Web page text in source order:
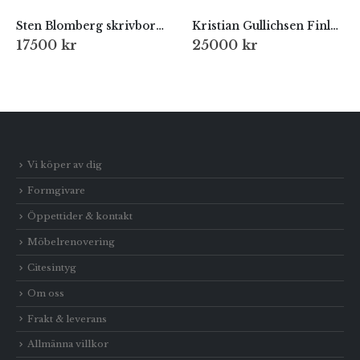
Sten Blomberg skrivbord 1950-tal
17500 kr
Kristian Gullichsen Finland 1970-tal
25000 kr
Vi köper av dig
Formgivare
Öppettider & kontakt
Möbelrenovering
Citesintyg
Om oss
Frakt & leverans
Allmänna villkor